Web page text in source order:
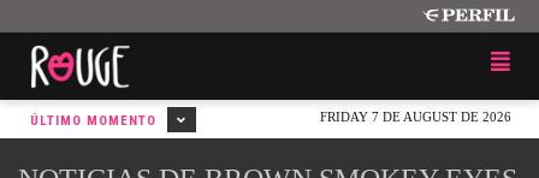
FRIDAY 7 DE AUGUST DE 2026
ÚLTIMO MOMENTO